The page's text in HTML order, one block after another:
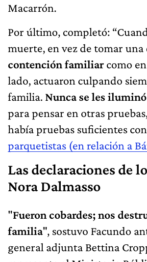
Macarrón.
Por último, completó:
muerte, en vez de tomar una
contención familiar como
lado, actuaron culpando
familia. Nunca se les
para pensar en otras
había pruebas suficientes
parquetistas (en relación a
Las declaraciones de
Nora Dalmasso
"Fueron cobardes; nos
familia", sostuvo Facundo
general adjunta Bettina